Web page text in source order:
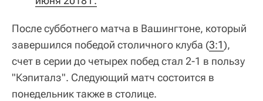
После субботнего матча в Вашингтоне, который
завершился победой столичного клуба (3:1),
счет в серии до четырех побед стал 2-1 в пользу
"Кэпиталз". Следующий матч состоится в
понедельник также в столице.